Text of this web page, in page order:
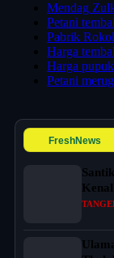
Mendag
Petani
Pabrik
Harga
Harga
Petani
FreshNews
anak